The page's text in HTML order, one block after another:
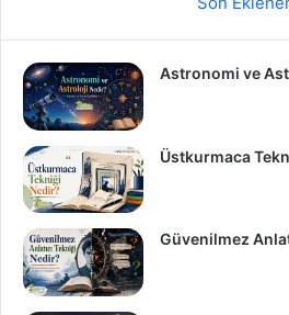
Astronomi ve
Üstkurmaca
Güvenilmez